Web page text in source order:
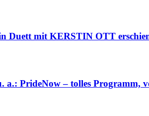
Duett mit KERSTIN OTT
PrideNow – tolles Programm,